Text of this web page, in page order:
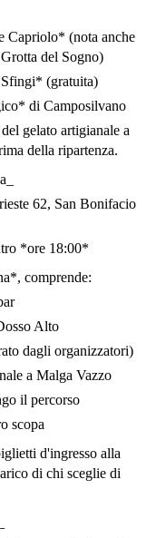
Capriolo* (nota anche
del Sogno)
Sfingi* (gratuita)
di Camposilvano
gelato artigianale a
della ripartenza.
62, San Bonifacio
*ore 18:00*
comprende:
Alto
dagli organizzatori)
a Malga Vazzo
il percorso
scopa
d'ingresso alla
di chi sceglie di